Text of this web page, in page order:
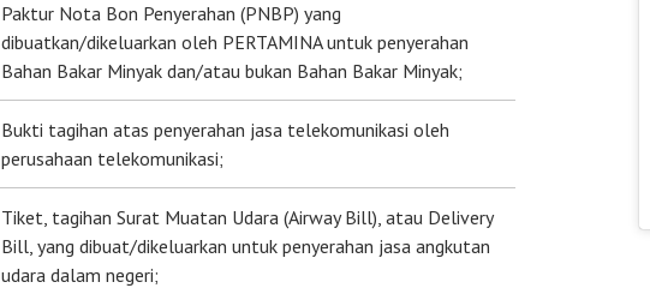
Paktur Nota Bon Penyerahan (PNBP) yang
dibuatkan/dikeluarkan oleh PERTAMINA untuk penyerahan
Bahan Bakar Minyak dan/atau bukan Bahan Bakar Minyak;
Bukti tagihan atas penyerahan jasa telekomunikasi oleh
perusahaan telekomunikasi;
Tiket, tagihan Surat Muatan Udara (Airway Bill), atau Delivery
Bill, yang dibuat/dikeluarkan untuk penyerahan jasa angkutan
udara dalam negeri;